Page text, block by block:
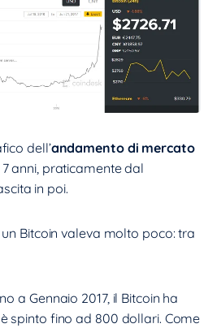
dell’andamento di mercato
anni, praticamente dal
in poi.
Bitcoin valeva molto poco: tra
a Gennaio 2017, il Bitcoin ha
spinto fino ad 800 dollari. Come